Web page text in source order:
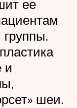
ее
и
шеи.